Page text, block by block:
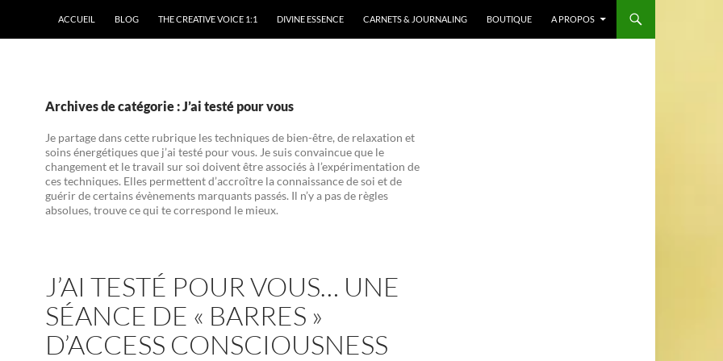
ACCUEIL BLOG THE CREATIVE VOICE 1:1 DIVINE ESSENCE CARNETS & JOURNALING BOUTIQUE A PROPOS
Archives de catégorie : J’ai testé pour vous
Je partage dans cette rubrique les techniques de bien-être, de relaxation et
soins énergétiques que j’ai testé pour vous. Je suis convaincue que le
changement et le travail sur soi doivent être associés à l’expérimentation de
ces techniques. Elles permettent d’accroître la connaissance de soi et de
guérir de certains évènements marquants passés. Il n’y a pas de règles
absolues, trouve ce qui te correspond le mieux.
J’AI TESTÉ POUR VOUS… UNE
SÉANCE DE « BARRES »
D’ACCESS CONSCIOUSNESS